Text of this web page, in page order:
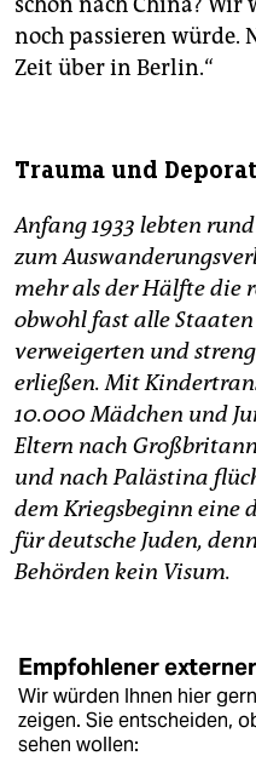
noch passieren würde.
Zeit über in Berlin.“
Trauma und
Anfang 1933 lebten
zum
mehr als der Hälfte die
obwohl fast alle
verweigerten und
erließen. Mit
10.000 Mädchen und
Eltern nach
und nach Palästina
dem Kriegsbeginn eine
für deutsche Juden,
Behörden kein Visum.
Empfohlener
Wir würden Ihnen hier
zeigen. Sie entscheiden,
sehen wollen: